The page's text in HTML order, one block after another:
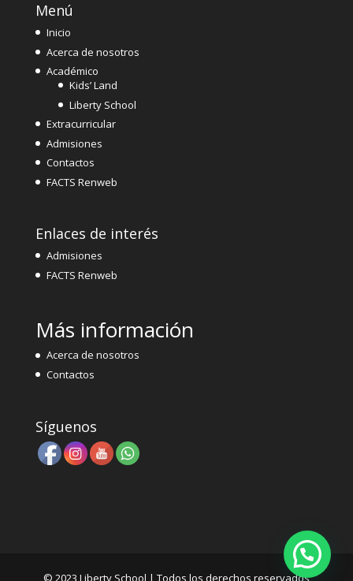
Menú
Inicio
Acerca de nosotros
Académico
Kids’ Land
Liberty School
Extracurricular
Admisiones
Contactos
FACTS Renweb
Enlaces de interés
Admisiones
FACTS Renweb
Más información
Acerca de nosotros
Contactos
Síguenos
© 2023 Liberty School | Todos los derechos reservados